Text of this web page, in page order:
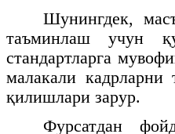
Шунингдек,
таъминлаш учун
стандартларга
малакали
қилишлари зарур.
Фурсатдан